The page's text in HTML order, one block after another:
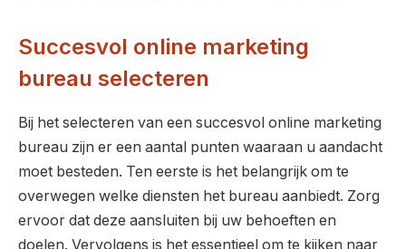
Succesvol online marketing
bureau selecteren
Bij het selecteren van een succesvol online marketing
bureau zijn er een aantal punten waaraan u aandacht
moet besteden. Ten eerste is het belangrijk om te
overwegen welke diensten het bureau aanbiedt. Zorg
ervoor dat deze aansluiten bij uw behoeften en
doelen. Vervolgens is het essentieel om te kijken naar